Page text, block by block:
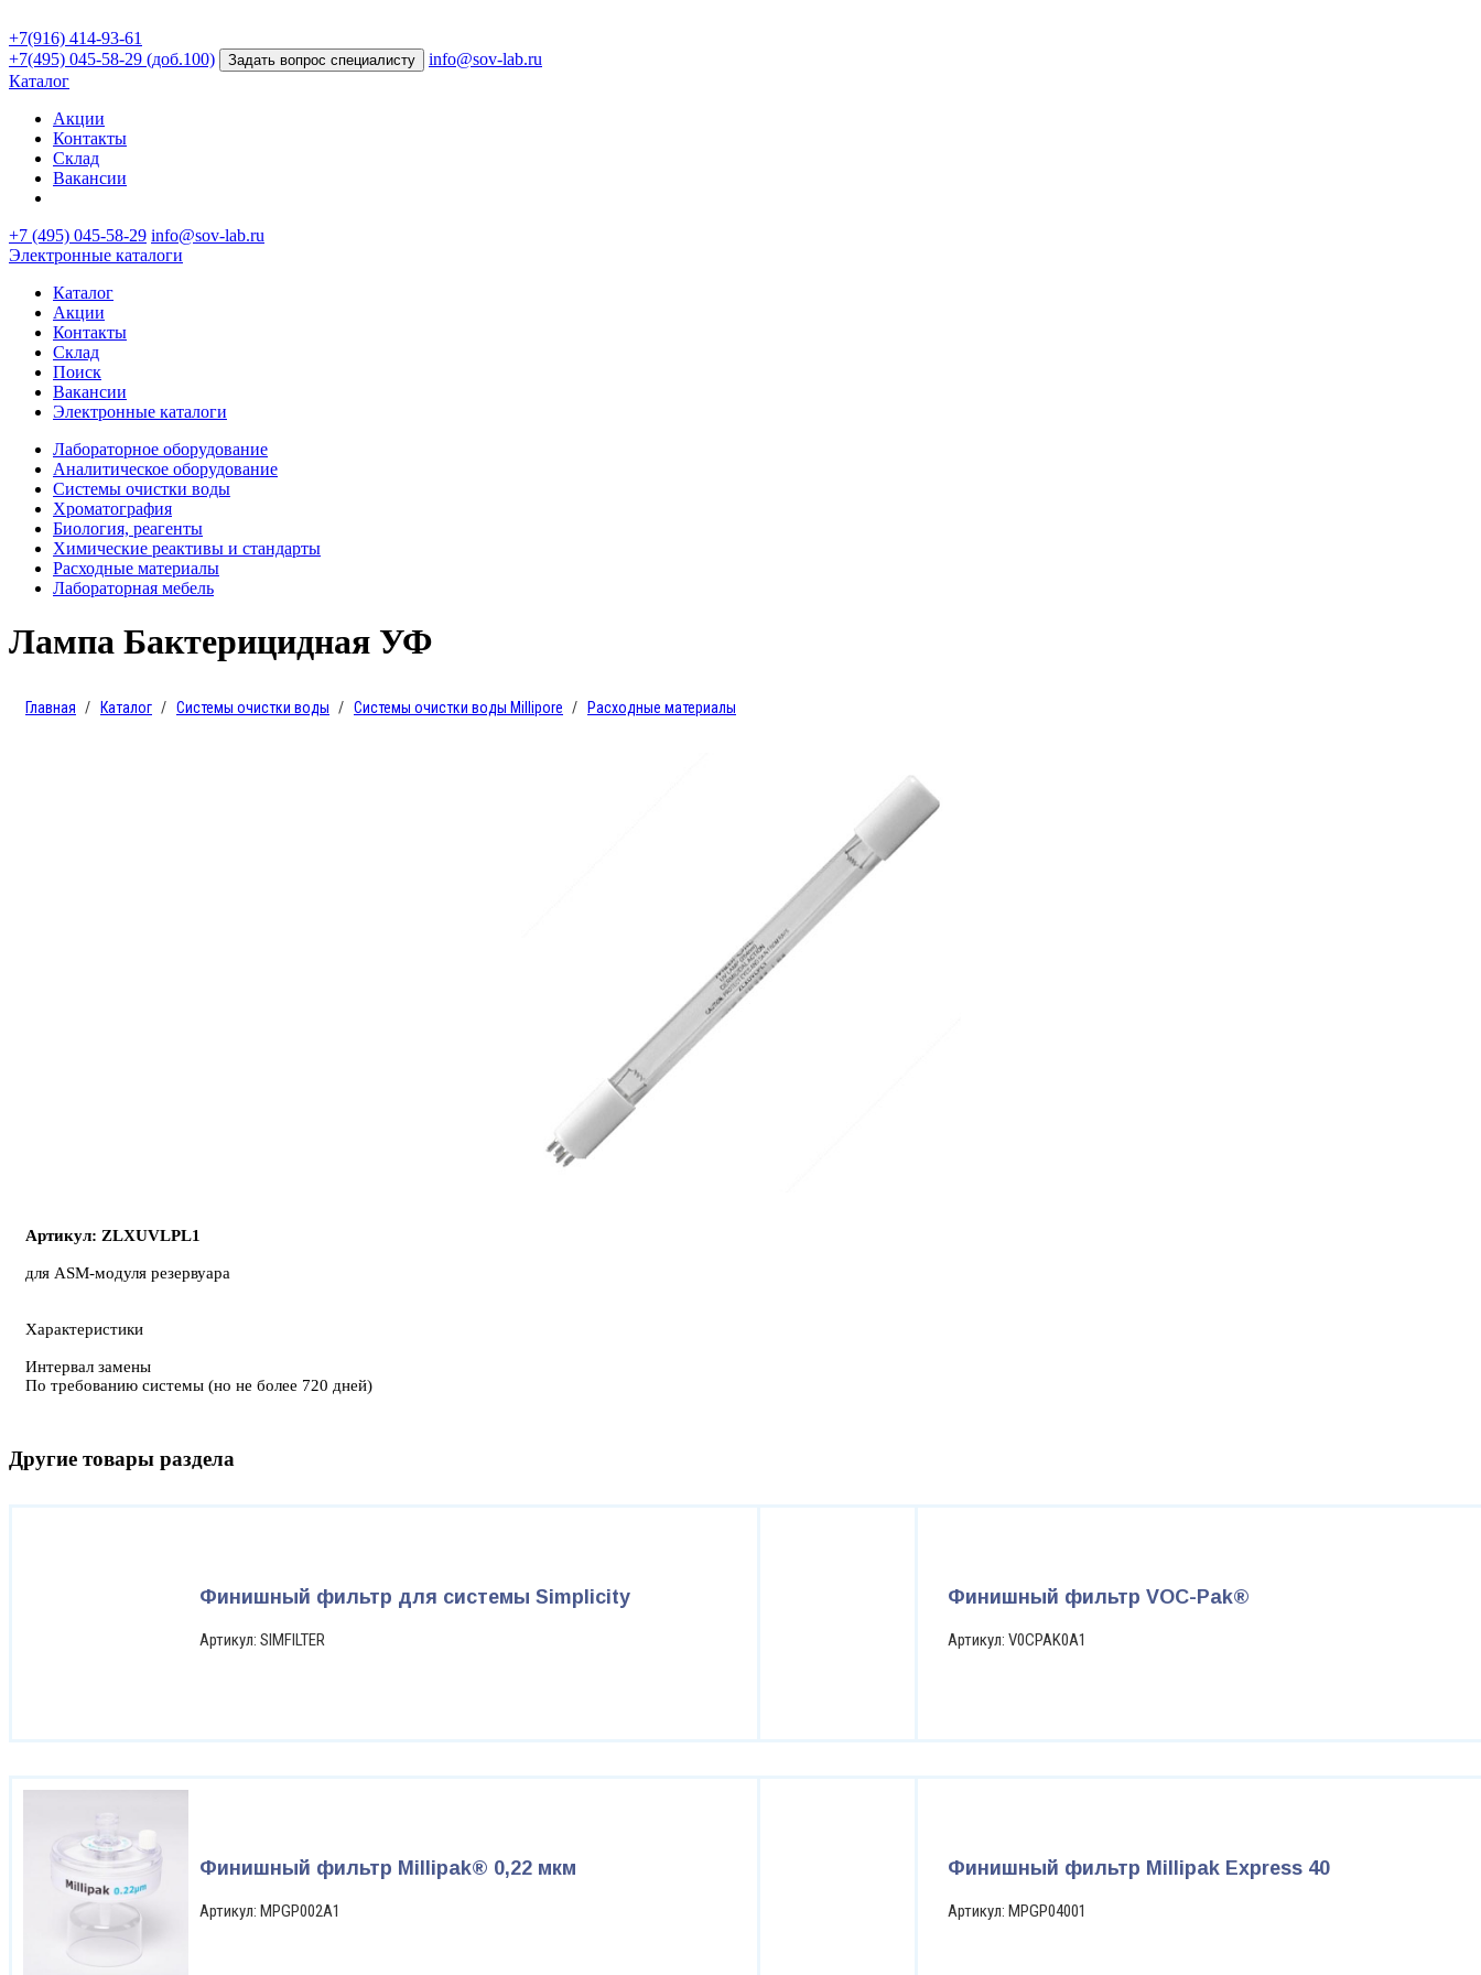
+7(916) 414-93-61
+7(495) 045-58-29 (доб.100)
Задать вопрос специалисту
info@sov-lab.ru
Каталог
Акции
Контакты
Склад
Вакансии
+7 (495) 045-58-29 info@sov-lab.ru
Электронные каталоги
Каталог
Акции
Контакты
Склад
Поиск
Вакансии
Электронные каталоги
Лабораторное оборудование
Аналитическое оборудование
Системы очистки воды
Хроматография
Биология, реагенты
Химические реактивы и стандарты
Расходные материалы
Лабораторная мебель
Лампа Бактерицидная УФ
Главная Каталог Системы очистки воды Системы очистки воды Millipore Расходные материалы
Артикул: ZLXUVLPL1
для ASM-модуля резервуара
Характеристики
Интервал замены
По требованию системы (но не более 720 дней)
Другие товары раздела
Финишный фильтр для системы Simplicity
Артикул: SIMFILTER
Финишный фильтр VOC-Pak®
Артикул: V0CPAK0A1
Финишный фильтр Millipak® 0,22 мкм
Артикул: MPGP002A1
Финишный фильтр Millipak Express 40
Артикул: MPGP04001